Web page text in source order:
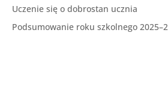
Uczenie się o dobrostan ucznia
Podsumowanie roku szkolnego